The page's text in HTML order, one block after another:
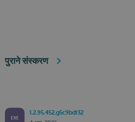
पुराने संस्करण
EXE
1.2.95.452.g5c9bdf32